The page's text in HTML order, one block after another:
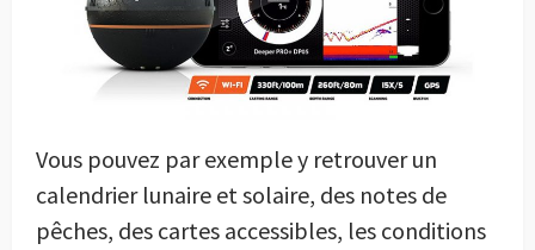
Vous pouvez par exemple y retrouver un
calendrier lunaire et solaire, des notes de
pêches, des cartes accessibles, les conditions